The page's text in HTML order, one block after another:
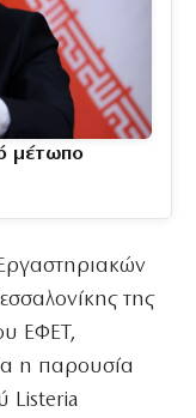
μέτωπο
της
ΕΦΕΤ,
η παρουσία
Listeria